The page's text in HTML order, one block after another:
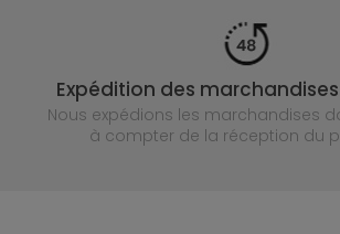
Expédition des
Nous expédions les marchandises
à compter de la réception du